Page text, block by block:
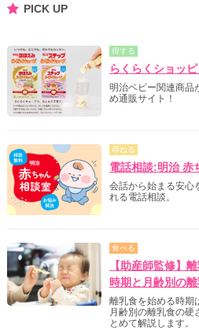
PICK UP
得する
らくらくショッ
明治ベビー関連商品
め通販サイト！
尋ねる
電話相談:明治 赤
会話から始まる安心
れる電話相談。
食べる
【助産師監修】
時期と月齢別の
離乳食を始める時期
月齢別の離乳食の硬
とめて解説します。